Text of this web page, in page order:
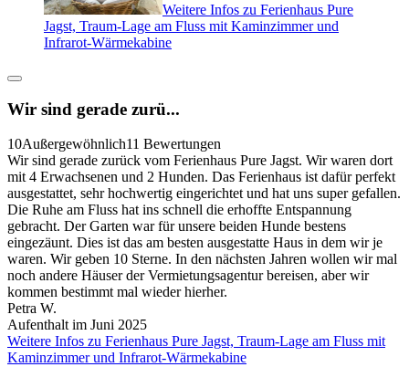
Weitere Infos zu Ferienhaus Pure
Jagst, Traum-Lage am Fluss mit Kaminzimmer und
Infrarot-Wärmekabine
Wir sind gerade zurü...
10Außergewöhnlich11 Bewertungen
Wir sind gerade zurück vom Ferienhaus Pure Jagst. Wir waren dort
mit 4 Erwachsenen und 2 Hunden. Das Ferienhaus ist dafür perfekt
ausgestattet, sehr hochwertig eingerichtet und hat uns super gefallen.
Die Ruhe am Fluss hat ins schnell die erhoffte Entspannung
gebracht. Der Garten war für unsere beiden Hunde bestens
eingezäunt. Dies ist das am besten ausgestatte Haus in dem wir je
waren. Wir geben 10 Sterne. In den nächsten Jahren wollen wir mal
noch andere Häuser der Vermietungsagentur bereisen, aber wir
kommen bestimmt mal wieder hierher.
Petra W.
Aufenthalt im Juni 2025
Weitere Infos zu Ferienhaus Pure Jagst, Traum-Lage am Fluss mit
Kaminzimmer und Infrarot-Wärmekabine